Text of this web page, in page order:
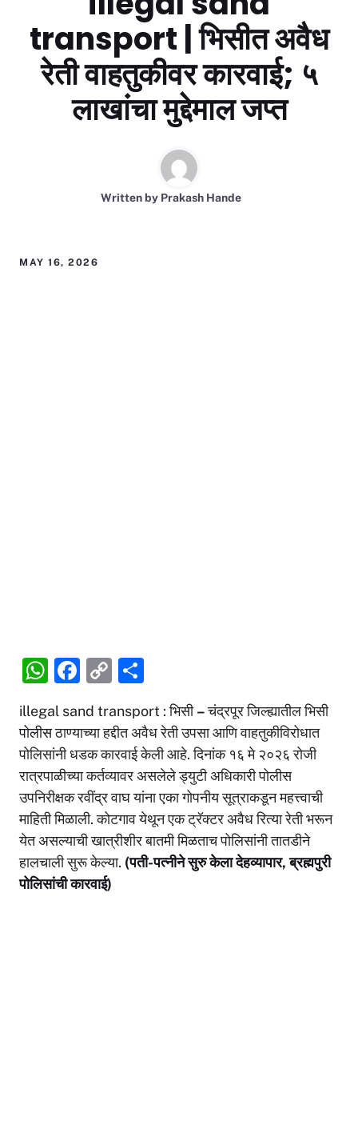
transport | भिसीत अवैध
रेती वाहतुकीवर कारवाई; ५
लाखांचा मुद्देमाल जप्त
Written by Prakash Hande
MAY 16, 2026
W
at
s
A
p
p
F
c
e
b
o
o
k
C
p
y
Li
n
k
ar
e
illegal sand transport : भिसी–चंद्रपूर जिल्ह्यातील भिसी
पोलीसठाण्याच्या हद्दीत अवैध रेती उपसा आणि वाहतुकीविरोधात
पोलिसांनी धडक कारवाई केली आहे. दिनांक १६ मे २०२६ रोजी
रात्रपाळीच्या कर्तव्यावर असलेले ड्युटी अधिकारी पोलीस
उपनिरीक्षक रवींद्र वाघ यांना एका गोपनीय सूत्राकडून महत्त्वाची
माहिती मिळाली. कोटगाव येथून एक ट्रॅक्टर अवैध रित्या रेती भरून
येत असल्याची खात्रीशीर बातमी मिळताच पोलिसांनी तातडीने
हालचाली सुरू केल्या. (पती-पत्नीने सुरु केला देहव्यापार, ब्रह्मपुरी
पोलिसांची कारवाई)